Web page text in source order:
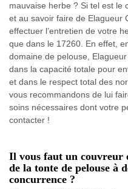
mauvaise herbe ? Si tel est le
et au savoir faire de Elagueur
effectuer l’entretien de votre
que dans le 17260. En effet,
domaine de pelouse,
dans la capacité totale pour
et dans le respect total des
vous recommandons de lui
soins nécessaires dont votre
contacter !
Il vous faut un couvreur
de la tonte de pelouse à
concurrence ?